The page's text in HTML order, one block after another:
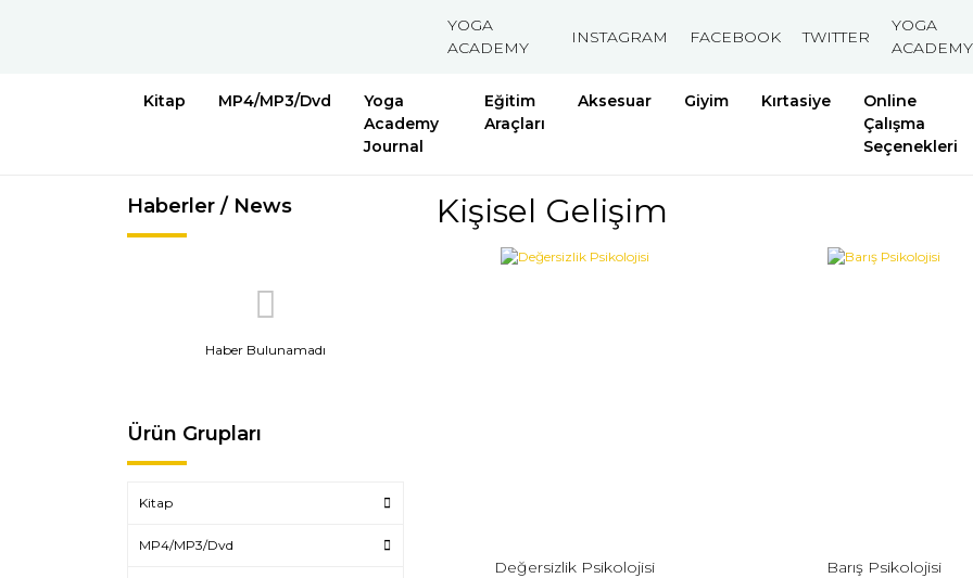
YOGA
ACADEMY
INSTAGRAM FACEBOOK TWITTER
YOGA
Kitap MP4/MP3/Dvd
Yoga
Academy
Journal
Eğitim
Araçları
Aksesuar Giyim Kırtasiye
Online
Çalışma
Seçenekleri
Haberler / News
Haber Bulunamadı
Ürün Grupları
Kitap
MP4/MP3/Dvd
Kişisel Gelişim
Değersizlik Psikolojisi Barış Psikolojisi